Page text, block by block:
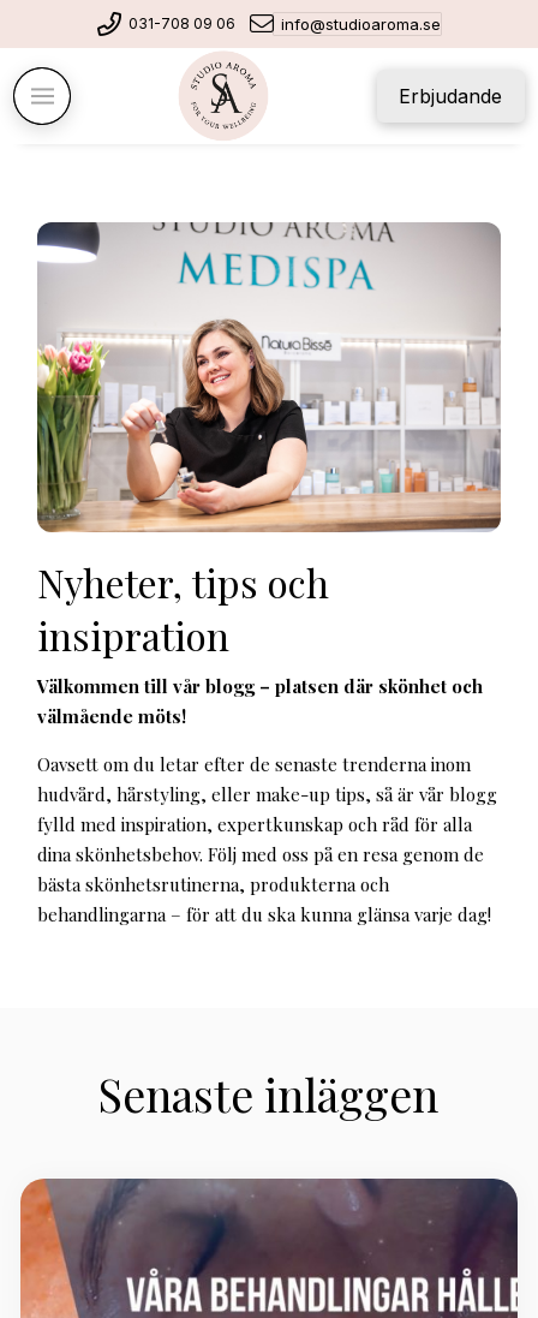
031-708 09 06 info@studioaroma.se
Erbjudande
Nyheter, tips och
insipration
Välkommen till vår blogg – platsen där skönhet och
välmående möts!
Oavsett om du letar efter de senaste trenderna inom
hudvård, hårstyling, eller make-up tips, så är vår blogg
fylld med inspiration, expertkunskap och råd för alla
dina skönhetsbehov. Följ med oss på en resa genom de
bästa skönhetsrutinerna, produkterna och
behandlingarna – för att du ska kunna glänsa varje dag!
Senaste inläggen